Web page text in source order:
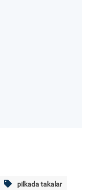
pilkada takalar